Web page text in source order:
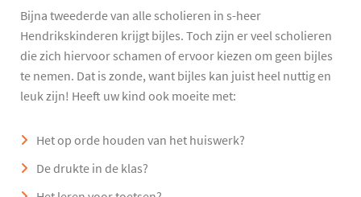
Bijna tweederde van alle scholieren in s-heer
Hendrikskinderen krijgt bijles. Toch zijn er veel scholieren
die zich hiervoor schamen of ervoor kiezen om geen bijles
te nemen. Dat is zonde, want bijles kan juist heel nuttig en
leuk zijn! Heeft uw kind ook moeite met:
Het op orde houden van het huiswerk?
De drukte in de klas?